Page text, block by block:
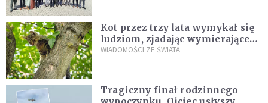
Kot przez trzy lata wymykał się
ludziom, zjadając wymierające
kaczki. W końcu popełnił
WIADOMOŚCI ZE ŚWIATA
Tragiczny finał rodzinnego